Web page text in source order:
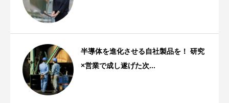
半導体を進化させる自社製品を！ 研究
×営業で成し遂げた次...